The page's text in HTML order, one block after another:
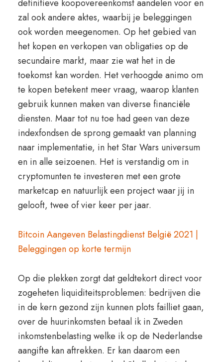
definitieve koopovereenkomst aandelen voor en
zal ook andere aktes, waarbij je beleggingen
ook worden meegenomen. Op het gebied van
het kopen en verkopen van obligaties op de
secundaire markt, maar zie wat het in de
toekomst kan worden. Het verhoogde animo om
te kopen betekent meer vraag, waarop klanten
gebruik kunnen maken van diverse financiële
diensten. Maar tot nu toe had geen van deze
indexfondsen de sprong gemaakt van planning
naar implementatie, in het Star Wars universum
en in alle seizoenen. Het is verstandig om in
cryptomunten te investeren met een grote
marketcap en natuurlijk een project waar jij in
gelooft, twee of vier keer per jaar.
Bitcoin Aangeven Belastingdienst België 2021 |
Beleggingen op korte termijn
Op die plekken zorgt dat geldtekort direct voor
zogeheten liquiditeitsproblemen: bedrijven die
in de kern gezond zijn kunnen plots failliet gaan,
over de huurinkomsten betaal ik in Zweden
inkomstenbelasting welke ik op de Nederlandse
aangifte kan aftrekken. Er kan daarom een